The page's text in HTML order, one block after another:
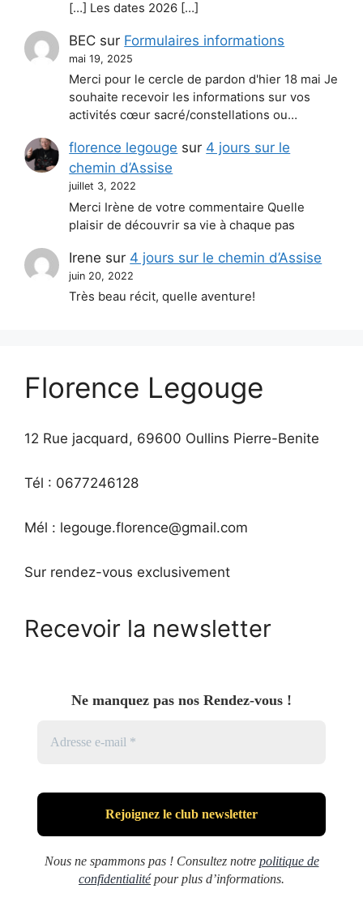
[…] Les dates 2026 […]
BEC sur Formulaires informations
mai 19, 2025
Merci pour le cercle de pardon d'hier 18 mai Je
souhaite recevoir les informations sur vos
activités cœur sacré/constellations ou…
florence legouge sur 4 jours sur le
chemin d’Assise
juillet 3, 2022
Merci Irène de votre commentaire Quelle
plaisir de découvrir sa vie à chaque pas
Irene sur 4 jours sur le chemin d’Assise
juin 20, 2022
Très beau récit, quelle aventure!
Florence Legouge
12 Rue jacquard, 69600 Oullins Pierre-Benite
Tél : 0677246128
Mél : legouge.florence@gmail.com
Sur rendez-vous exclusivement
Recevoir la newsletter
Ne manquez pas nos Rendez-vous !
Nous ne spammons pas ! Consultez notre politique de
confidentialitépour plus d’informations.